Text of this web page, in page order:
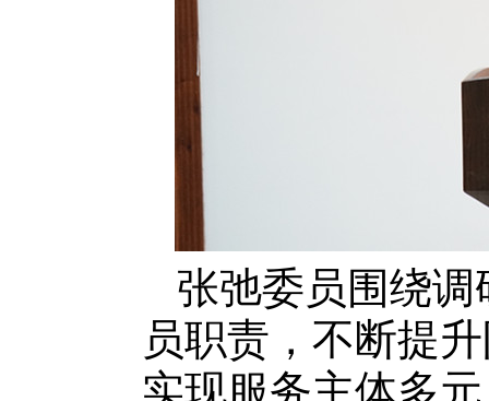
张弛委员围绕
员职责，不断提
实现服务主体多